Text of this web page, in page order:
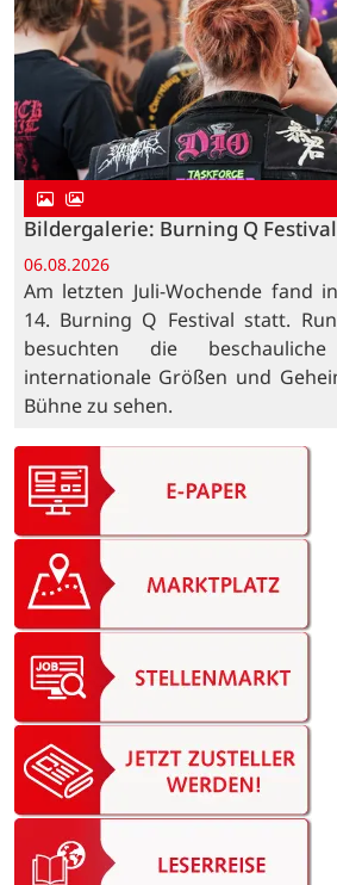
Bildergalerie: Burning Q Festival
06.08.2026
Am letzten Juli-Wochende fand
14. Burning Q Festival statt.
besuchten die
internationale Größen und
Bühne zu sehen.